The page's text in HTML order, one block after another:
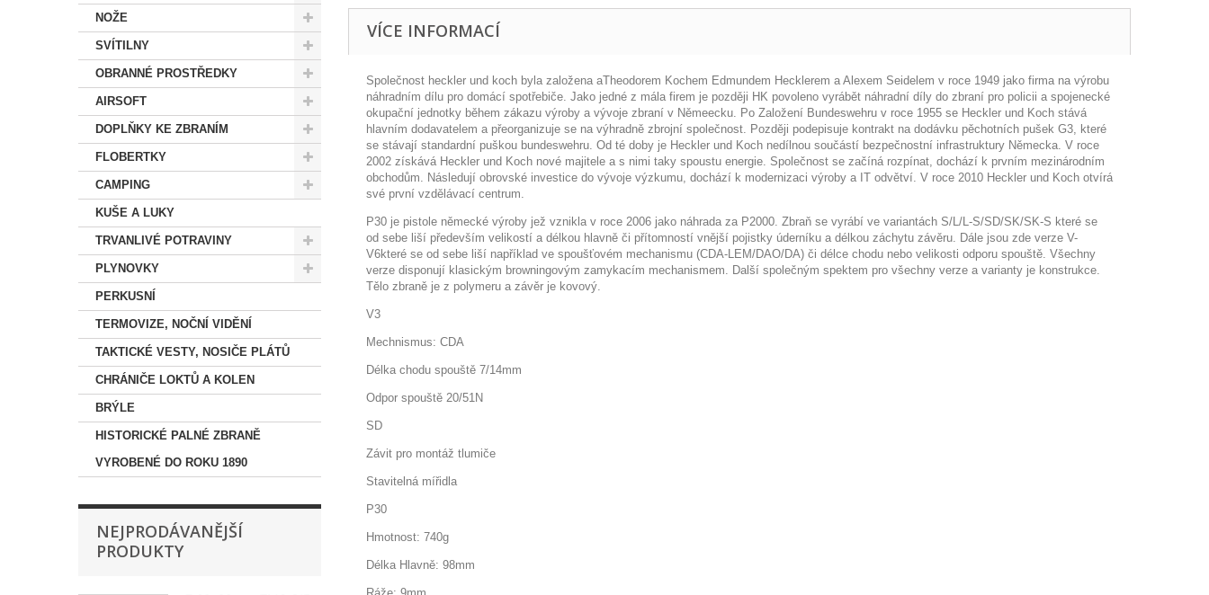
NOŽE
SVÍTILNY
OBRANNÉ PROSTŘEDKY
AIRSOFT
DOPLŇKY KE ZBRANÍM
FLOBERTKY
CAMPING
KUŠE A LUKY
TRVANLIVÉ POTRAVINY
PLYNOVKY
PERKUSNÍ
TERMOVIZE, NOČNÍ VIDĚNÍ
TAKTICKÉ VESTY, NOSIČE PLÁTŮ
CHRÁNIČE LOKTŮ A KOLEN
BRÝLE
HISTORICKÉ PALNÉ ZBRANĚ
VYROBENÉ DO ROKU 1890
NEJPRODÁVANĚJŠÍ
PRODUKTY
VÍCE INFORMACÍ
Společnost heckler und koch byla založena aTheodorem Kochem Edmundem Hecklerem a Alexem Seidelem v roce 1949 jako firma na výrobu
náhradním dílu pro domácí spotřebiče. Jako jedné z mála firem je později HK povoleno vyrábět náhradní díly do zbraní pro policii a spojenecké
okupační jednotky během zákazu výroby a vývoje zbraní v Němeecku. Po Založení Bundeswehru v roce 1955 se Heckler und Koch stává
hlavním dodavatelem a přeorganizuje se na výhradně zbrojní společnost. Později podepisuje kontrakt na dodávku pěchotních pušek G3, které
se stávají standardní puškou bundeswehru. Od té doby je Heckler und Koch nedílnou součástí bezpečnostní infrastruktury Německa. V roce
2002 získává Heckler und Koch nové majitele a s nimi taky spoustu energie. Společnost se začíná rozpínat, dochází k prvním mezinárodním
obchodům. Následují obrovské investice do vývoje výzkumu, dochází k modernizaci výroby a IT odvětví. V roce 2010 Heckler und Koch otvírá
své první vzdělávací centrum.
P30 je pistole německé výroby jež vznikla v roce 2006 jako náhrada za P2000. Zbraň se vyrábí ve variantách S/L/L-S/SD/SK/SK-S které se
od sebe liší především velikostí a délkou hlavně či přítomností vnější pojistky úderníku a délkou záchytu závěru. Dále jsou zde verze V-
V6které se od sebe liší například ve spoušťovém mechanismu (CDA-LEM/DAO/DA) či délce chodu nebo velikosti odporu spouště. Všechny
verze disponují klasickým browningovým zamykacím mechanismem. Další společným spektem pro všechny verze a varianty je konstrukce.
Tělo zbraně je z polymeru a závěr je kovový.
V3
Mechnismus: CDA
Délka chodu spouště 7/14mm
Odpor spouště 20/51N
SD
Závit pro montáž tlumiče
Stavitelná mířidla
P30
Hmotnost: 740g
Délka Hlavně: 98mm